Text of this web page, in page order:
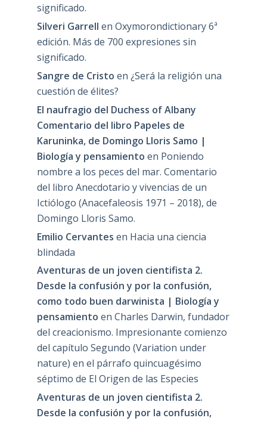
significado.
Silveri Garrell en Oxymorondictionary 6ª
edición. Más de 700 expresiones sin
significado.
Sangre de Cristo en ¿Será la religión una
cuestión de élites?
El naufragio del Duchess of Albany
Comentario del libro Papeles de
Karuninka, de Domingo Lloris Samo |
Biología y pensamiento en Poniendo
nombre a los peces del mar. Comentario
del libro Anecdotario y vivencias de un
Ictiólogo (Anacefaleosis 1971 – 2018), de
Domingo Lloris Samo.
Emilio Cervantes en Hacia una ciencia
blindada
Aventuras de un joven cientifista 2.
Desde la confusión y por la confusión,
como todo buen darwinista | Biología y
pensamiento en Charles Darwin, fundador
del creacionismo. Impresionante comienzo
del capítulo Segundo (Variation under
nature) en el párrafo quincuagésimo
séptimo de El Origen de las Especies
Aventuras de un joven cientifista 2.
Desde la confusión y por la confusión,